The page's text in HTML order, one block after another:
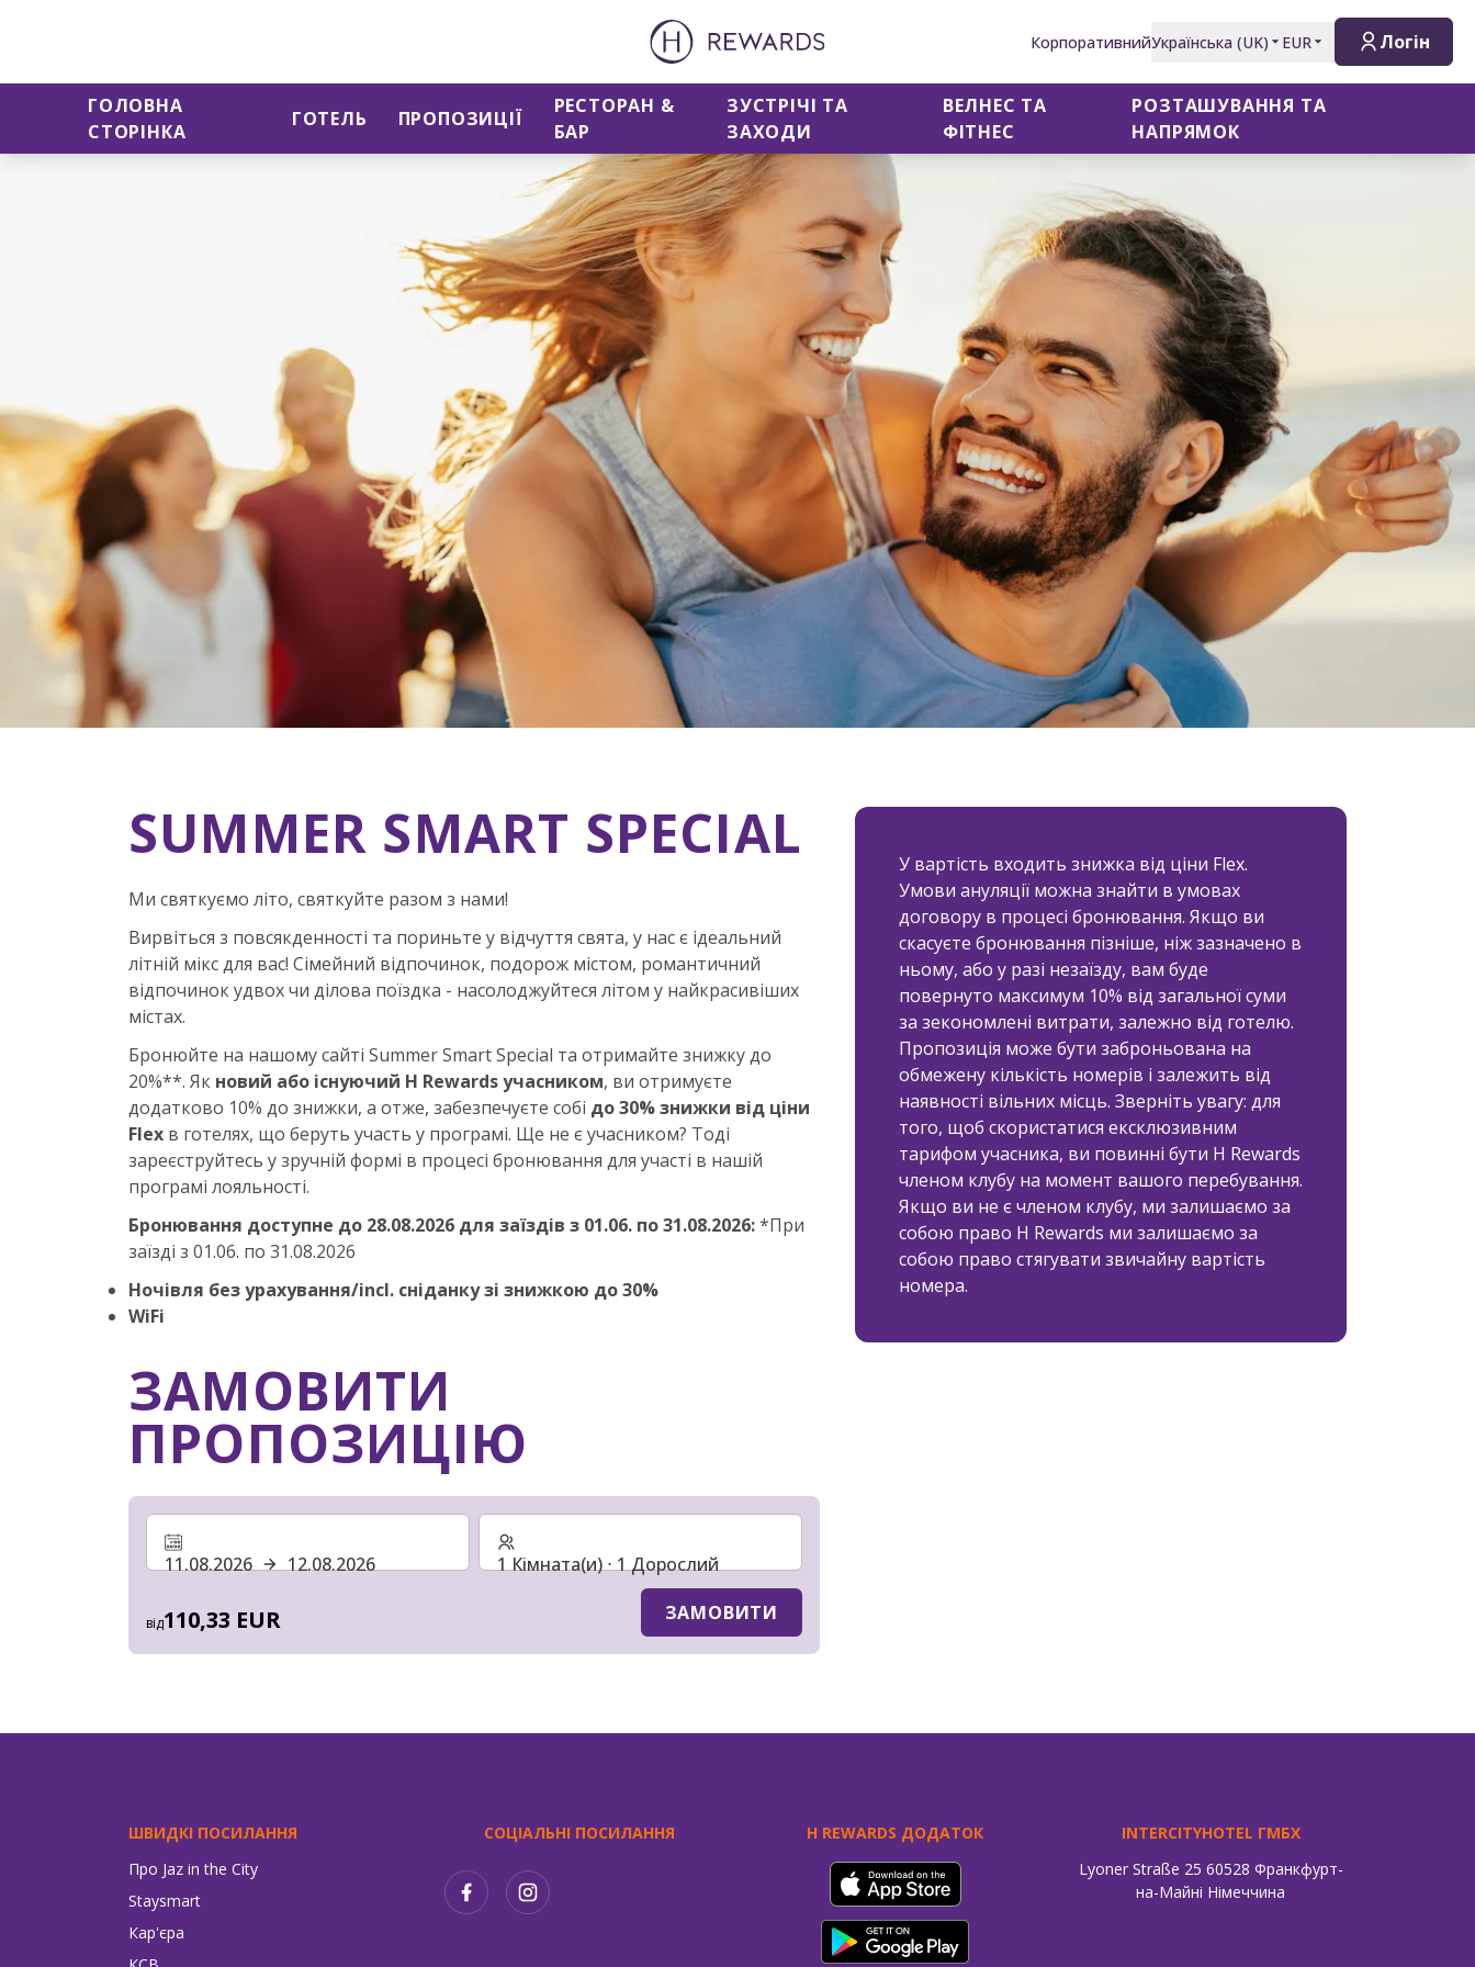
КорпоративнийУкраїнська (UK) EUR Логін
ГОЛОВНА
СТОРІНКА
ГОТЕЛЬ ПРОПОЗИЦІЇ
РЕСТОРАН &
БАР
ЗУСТРІЧІ ТА
ЗАХОДИ
ВЕЛНЕС ТА
ФІТНЕС
РОЗТАШУВАННЯ ТА
НАПРЯМОК
Станьте учасником та заощаджуйте до 30% знижки
SUMMER SMART SPECIAL
Ми святкуємо літо, святкуйте разом з нами!
Вирвіться з повсякденності та пориньте у відчуття свята, у нас є ідеальний
літній мікс для вас! Сімейний відпочинок, подорож містом, романтичний
відпочинок удвох чи ділова поїздка - насолоджуйтеся літом у найкрасивіших
містах.
Бронюйте на нашому сайті Summer Smart Special та отримайте знижку до
20%**. Як новий або існуючий H Rewards учасником, ви отримуєте
додатково 10% до знижки, а отже, забезпечуєте собі до 30% знижки від ціни
Flex в готелях, що беруть участь у програмі. Ще не є учасником? Тоді
зареєструйтесь у зручній формі в процесі бронювання для участі в нашій
програмі лояльності.
Бронювання доступне до 28.08.2026 для заїздів з 01.06. по 31.08.2026:*При
заїзді з 01.06. по 31.08.2026
Ночівля без урахування/incl. сніданку зі знижкою до 30%
WiFi
ЗАМОВИТИ
ПРОПОЗИЦІЮ
11.08.2026 12.08.2026
від110,33 EUR
1 Кімната(и) ⋅ 1 Дорослий
ЗАМОВИТИ
У вартість входить знижка від ціни Flex.
Умови ануляції можна знайти в умовах
договору в процесі бронювання. Якщо ви
скасуєте бронювання пізніше, ніж зазначено в
ньому, або у разі незаїзду, вам буде
повернуто максимум 10% від загальної суми
за зекономлені витрати, залежно від готелю.
Пропозиція може бути заброньована на
обмежену кількість номерів і залежить від
наявності вільних місць. Зверніть увагу: для
того, щоб скористатися ексклюзивним
тарифом учасника, ви повинні бути H Rewards
членом клубу на момент вашого перебування.
Якщо ви не є членом клубу, ми залишаємо за
собою право H Rewards ми залишаємо за
собою право стягувати звичайну вартість
номера.
ШВИДКІ ПОСИЛАННЯ
Про Jaz in the City
Staysmart
Кар'єра
СОЦІАЛЬНІ ПОСИЛАННЯ H REWARDS ДОДАТОК
INTERCITYHOTEL ГМБХ
Lyoner Straße 25 60528 Франкфурт-
на-Майні Німеччина